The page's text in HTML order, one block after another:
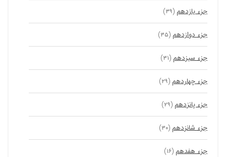
جزء یازدهم (۳۹)
جزء دوازدهم (۳۵)
جزء سیزدهم (۳۱)
جزء چهاردهم (۲۹)
جزء پانزدهم (۲۹)
جزء شانزدهم (۳۰)
جزء هفدهم (۱۶)